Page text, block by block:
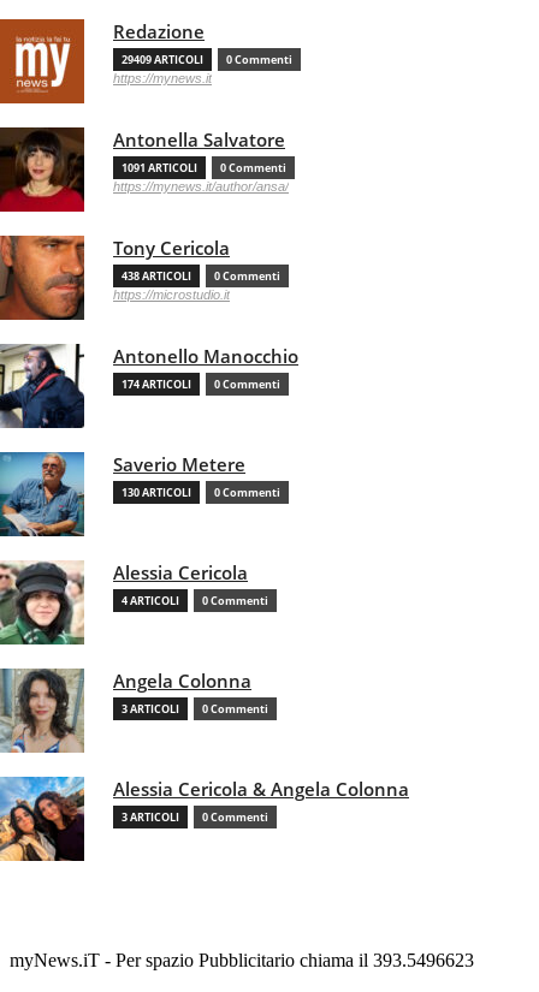
Redazione
29409 ARTICOLI 0 Commenti
https://mynews.it
Antonella Salvatore
1091 ARTICOLI 0 Commenti
https://mynews.it/author/ansa/
Tony Cericola
438 ARTICOLI 0 Commenti
https://microstudio.it
Antonello Manocchio
174 ARTICOLI 0 Commenti
Saverio Metere
130 ARTICOLI 0 Commenti
Alessia Cericola
4 ARTICOLI 0 Commenti
Angela Colonna
3 ARTICOLI 0 Commenti
Alessia Cericola & Angela Colonna
3 ARTICOLI 0 Commenti
myNews.iT - Per spazio Pubblicitario chiama il 393.5496623